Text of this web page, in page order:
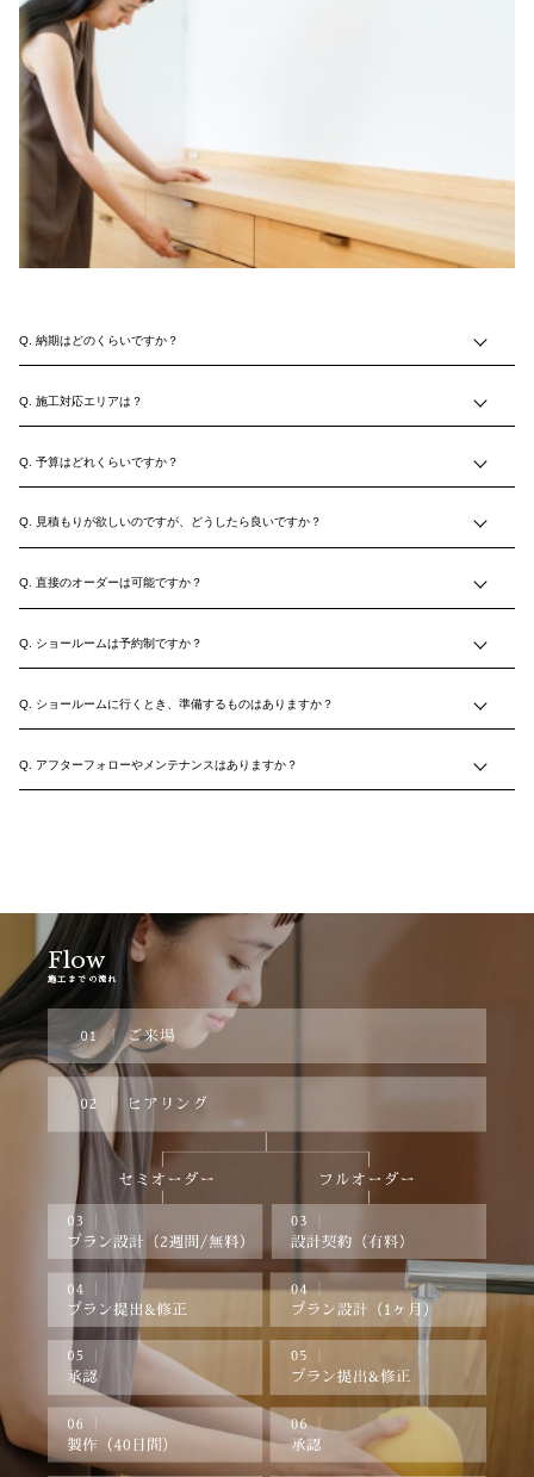
納期はどのくらいですか？
施工対応エリアは？
予算はどれくらいですか？
見積もりが欲しいのですが、どうしたら良いですか？
直接のオーダーは可能ですか？
ショールームは予約制ですか？
ショールームに行くとき、準備するものはありますか？
アフターフォローやメンテナンスはありますか？
Flow
施工までの流れ